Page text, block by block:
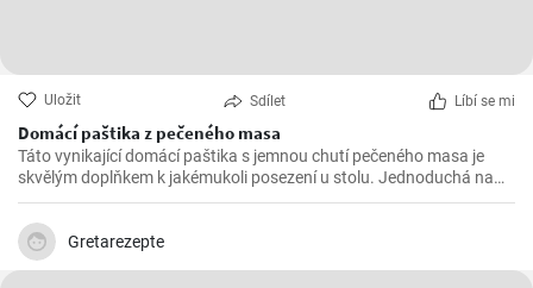
Uložit Sdílet Líbí se mi
Domácí paštika z pečeného masa
Táto vynikající domácí paštika s jemnou chutí pečeného masa je
skvělým doplňkem k jakémukoli posezení u stolu. Jednoduchá na
přípravu a ohromující na chuti, tato paštika určitě zaujme vaše
hosty.
Gretarezepte